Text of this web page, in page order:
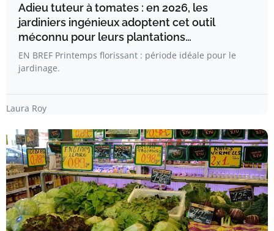
Adieu tuteur à tomates : en 2026, les
jardiniers ingénieux adoptent cet outil
méconnu pour leurs plantations…
EN BREF Printemps florissant : période idéale pour le
jardinage.
Laura Roy